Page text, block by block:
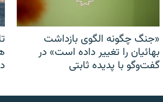
«جنگ چگونه الگوی بازداشت
بهائیان را تغییر داده است» در
گفت‌وگو با پدیده ثابتی